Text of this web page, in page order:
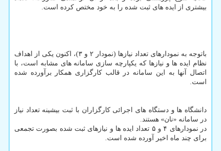
بیشتری از ایده های ثبت شده را به خود مختص کرده است.
باتوجه به نمودارهای تعداد نیازها (نمودار ۲ و ۳)، اکنون یکی از اهداف
نظام ایده ها و نیازها که یکپارچه سازی سامانه های مشابه است، با
اتصال آنها به این سامانه در قالب کارگزاری همکار برآورده شده
است.
دانشگاه ها و دستگاه های اجرائی کارگزاران با ثبت بیشینه تعداد نیاز
در سامانه «نان» هستند.
در نمودارهای ۴ و ۵ تعداد ایده ها و نیازهای ثبت شده بصورت تجمعی
برای چند ماه اخیر آورده شده است.